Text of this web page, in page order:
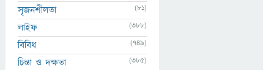
সৃজনশীলতা (81)
লাইফ (388)
বিবিধ (749)
চিন্তা ও দক্ষতা (385)